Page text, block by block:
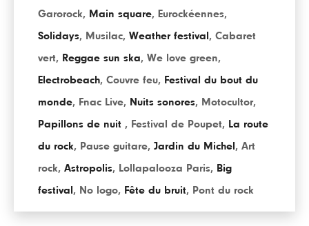
Garorock, Main square, Eurockéennes,
Solidays, Musilac, Weather festival , Cabaret
vert, Reggae sun ska, We love green,
Electrobeach, Couvre feu, Festival du bout du
monde, Fnac Live, Nuits sonores, Motocultor,
Papillons de nuit , Festival de Poupet, La route
du rock, Pause guitare, Jardin du Michel , Art
rock, Astropolis, Lollapalooza Paris, Big
festival , No logo, Fête du bruit, Pont du rock